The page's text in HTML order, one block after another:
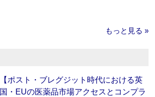
もっと見る »
【ポスト・ブレグジット時代における英
国・EUの医薬品市場アクセスとコンプラ